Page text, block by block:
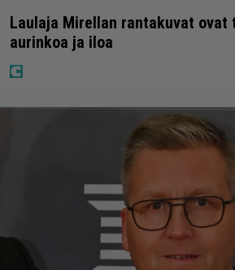
Laulaja Mirellan rantakuvat ovat
aurinkoa ja iloa